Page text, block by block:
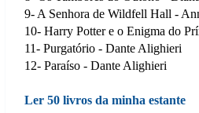
9- A Senhora de Wildfell Hall -
10- Harry Potter e o Enigma do
11- Purgatório - Dante Alighieri
12- Paraíso - Dante Alighieri
Ler 50 livros da minha estante